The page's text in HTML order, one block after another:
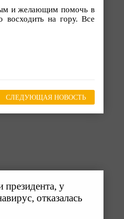
и желающим помочь в
восходить на гору. Все
СЛЕДУЮЩАЯ НОВОСТЬ
президента, у
отказалась